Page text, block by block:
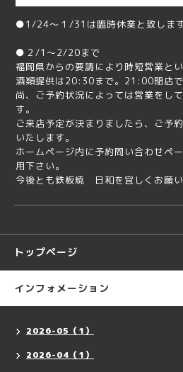
●1/24〜１/31は臨時休業と致します
●２/1～2/20まで
福岡県からの要請により時短営業とい
酒類提供は20:30まで。21:00閉店で
尚、ご予約状況によっては営業をし
す。
ご来店予定が決まりましたら、ご予
いたします。
ホームページ内に予約問い合わせペ
用下さい。
今後とも鉄板焼 日和を宜しくお願い
トップページ
インフォメーション
2026-05（1）
2026-04（1）